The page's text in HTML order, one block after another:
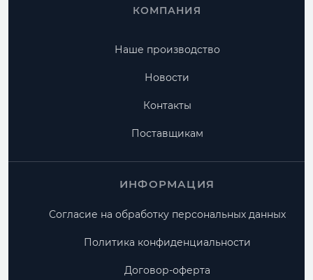
КОМПАНИЯ
Наше производство
Новости
Контакты
Поставщикам
ИНФОРМАЦИЯ
Согласие на обработку персональных данных
Политика конфиденциальности
Договор-оферта